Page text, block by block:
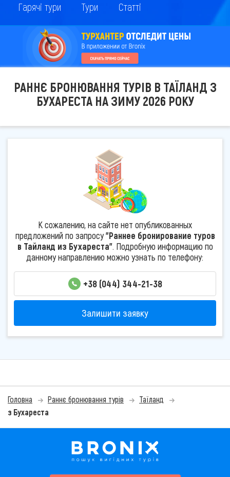
Гарячі тури Тури Статті
РАННЄ БРОНЮВАННЯ ТУРІВ В ТАЇЛАНД З
БУХАРЕСТА НА ЗИМУ 2026 РОКУ
К сожалению, на сайте нет опубликованных
предложений по запросу"Раннее бронирование туров
в Тайланд из Бухареста". Подробную информацию по
данному направлению можно узнать по телефону:
+38 (044) 344-21-38
Залишити заявку
Головна Раннє бронювання турів
Таїланд
з Бухареста